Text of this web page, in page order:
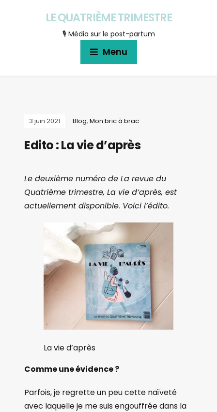
LE QUATRIÈME TRIMESTRE
🎙 Média sur le post-partum
Menu
3 juin 2021 Blog, Mon bric à brac
Edito : La vie d’après
Le deuxième numéro de La revue du
Quatrième trimestre, La vie d’après, est
actuellement disponible. Voici l’édito.
La vie d’après
Comme une évidence ?
Parfois, je regrette un peu cette naïveté
avec laquelle je me suis engouffrée dans la